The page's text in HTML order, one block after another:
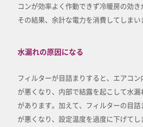
コンが効率よく作動できず冷暖房の効き
その結果、余計な電力を消費してしまい
水漏れの原因になる
フィルターが目詰まりすると、エアコ
が悪くなり、内部で結露を起こして水漏
があります。加えて、フィルターの目詰
が悪くなり、設定温度を過度に下げて